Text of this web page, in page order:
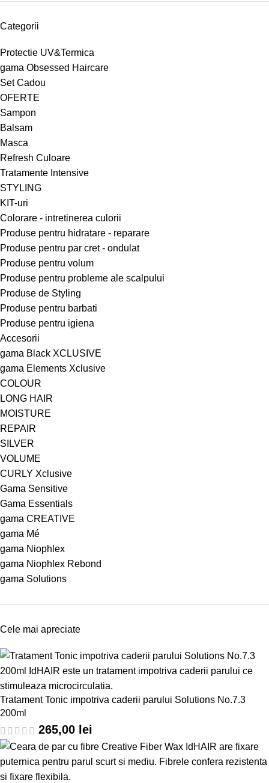
Categorii
Protectie UV&Termica
gama Obsessed Haircare
Set Cadou
OFERTE
Sampon
Balsam
Masca
Refresh Culoare
Tratamente Intensive
STYLING
KIT-uri
Colorare - intretinerea culorii
Produse pentru hidratare - reparare
Produse pentru par cret - ondulat
Produse pentru volum
Produse pentru probleme ale scalpului
Produse de Styling
Produse pentru barbati
Produse pentru igiena
Accesorii
gama Black XCLUSIVE
gama Elements Xclusive
COLOUR
LONG HAIR
MOISTURE
REPAIR
SILVER
VOLUME
CURLY Xclusive
Gama Sensitive
Gama Essentials
gama CREATIVE
gama Mé
gama Niophlex
gama Niophlex Rebond
gama Solutions
Cele mai apreciate
Tratament Tonic impotriva caderii parului Solutions No.7.3
200ml
265,00 lei